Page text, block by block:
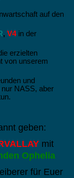
auf den
, V4in der
erzielten
von unserem
und
NASS, aber
geben:
mit
Ophelia
für Euer